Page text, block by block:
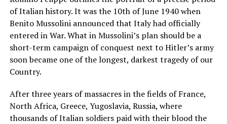
of Italian history. It was the 10th of June 1940 when
Benito Mussolini announced that Italy had officially
entered in War. What in Mussolini’s plan should be a
short-term campaign of conquest next to Hitler’s army
soon became one of the longest, darkest tragedy of our
Country.
After three years of massacres in the fields of France,
North Africa, Greece, Yugoslavia, Russia, where
thousands of Italian soldiers paid with their blood the